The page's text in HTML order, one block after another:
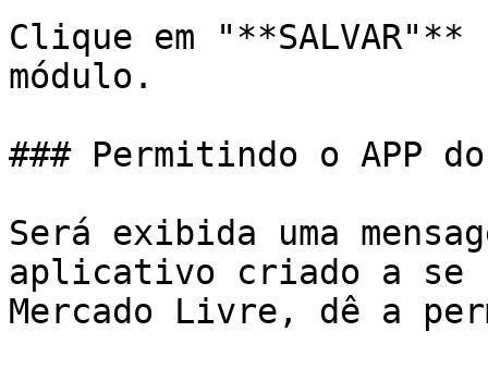
Clique em
módulo.
### Permitindo o APP
Será exibida uma
aplicativo criado a se
Mercado Livre, dê a